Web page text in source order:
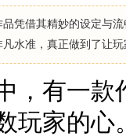
借其精妙的设定与流
水准，真正做到了让
有一款
玩家的